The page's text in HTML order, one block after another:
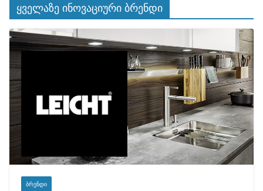
ყველაზე ინოვაციური ბრენდი
ᲑᲠᲔᲜᲓᲘ